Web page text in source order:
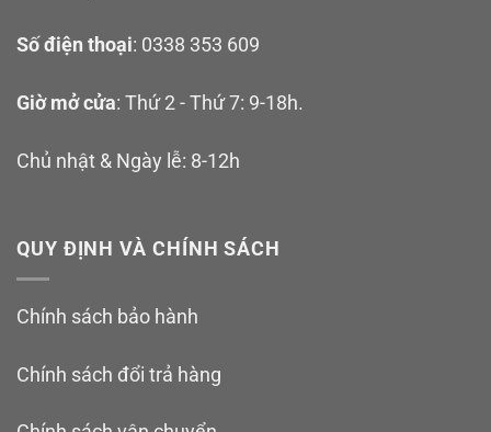
Số điện thoại: 0338 353 609
Giờ mở cửa: Thứ 2 - Thứ 7: 9-18h.
Chủ nhật & Ngày lễ: 8-12h
QUY ĐỊNH VÀ CHÍNH SÁCH
Chính sách bảo hành
Chính sách đổi trả hàng